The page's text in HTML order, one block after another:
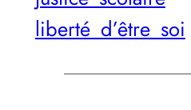
liberté_d’être_soi